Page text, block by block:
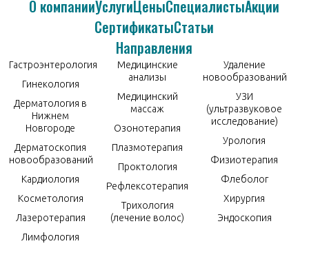
О компанииУслугиЦеныСпециалистыАкции
СертификатыСтатьи
Направления
Гастроэнтерология
Гинекология
Дерматология в
Нижнем
Новгороде
Дерматоскопия
новообразований
Кардиология
Косметология
Лазеротерапия
Лимфология
Медицинские
анализы
Медицинский
массаж
Озонотерапия
Плазмотерапия
Проктология
Рефлексотерапия
Трихология
(лечение волос)
Удаление
новообразований
УЗИ
(ультразвуковое
исследование)
Урология
Физиотерапия
Флеболог
Хирургия
Эндоскопия